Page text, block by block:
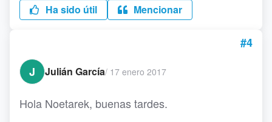
Ha sido útil Mencionar
#4
J
Julián García/ 17 enero 2017
Hola Noetarek, buenas tardes.